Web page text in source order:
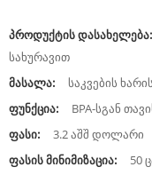
პროდუქტის დასახელება:
სახურავით
მასალა:
საკვების
ფუნქცია:
BPA-სგან
ფასი:
3.2 აშშ დოლარი
ფასის მინიმიზაცია:
50